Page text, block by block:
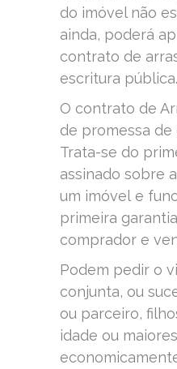
do imóvel não
ainda, poderá
contrato de
escritura pública.
O contrato de
de promessa de
Trata-se do
assinado sobre
um imóvel e
primeira
comprador e
Podem pedir o
conjunta, ou
ou parceiro,
idade ou